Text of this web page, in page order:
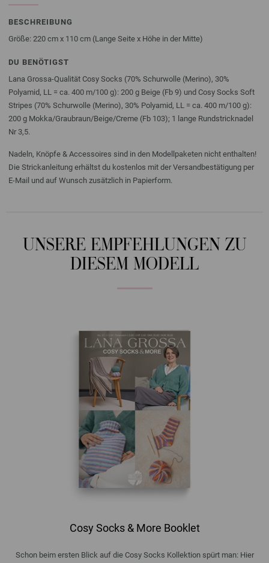
BESCHREIBUNG
Größe: 220 cm x 110 cm (Lange Seite x Höhe in der Mitte)
DU BENÖTIGST
Lana Grossa-Qualität Cosy Socks (70% Schurwolle (Merino), 30%
Polyamid, LL = ca. 400 m/100 g): 200 g Beige (Fb 9) und Cosy Socks Soft
Stripes (70% Schurwolle (Merino), 30% Polyamid, LL = ca. 400 m/100 g):
200 g Mokka/Graubraun/Beige/Creme (Fb 103); 1 lange Rundstricknadel
Nr 3,5.
Nadeln, Knöpfe & Accessoires sind in den Modellpaketen nicht enthalten!
Die Strickanleitung erhältst du kostenlos mit der Versandbestätigung per
E-Mail und auf Wunsch zusätzlich in Papierform.
UNSERE EMPFEHLUNGEN ZU
DIESEM MODELL
Cosy Socks & More Booklet
Schon beim ersten Blick auf die Cosy Socks Kollektion spürt man: Hier